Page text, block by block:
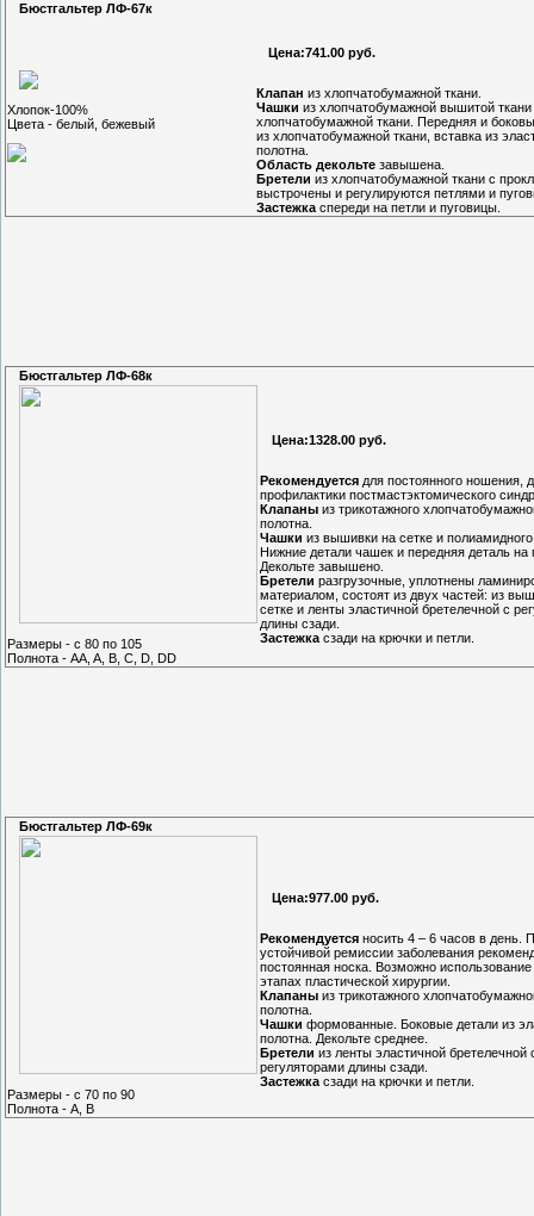
Бюстгальтер ЛФ-67к
Хлопок-100%
Цвета - белый, бежевый
Цена:741.00 руб.
Клапан из хлопчатобумажной ткани.
Чашки из хлопчатобумажной вышитой ткани
хлопчатобумажной ткани. Передняя и
из хлопчатобумажной ткани, вставка из
полотна.
Область декольте завышена.
Бретели из хлопчатобумажной ткани с
выстрочены и регулируются петлями и
Застежка спереди на петли и пуговицы.
Бюстгальтер ЛФ-68к
Размеры - с 80 по 105
Полнота - AA, A, B, C, D, DD
Цена:1328.00 руб.
Рекомендуется для постоянного ношения,
профилактики постмастэктомического
Клапаны из трикотажного
полотна.
Чашки из вышивки на сетке и
Нижние детали чашек и передняя деталь на
Декольте завышено.
Бретели разгрузочные, уплотнены
материалом, состоят из двух частей: из
сетке и ленты эластичной бретелечной с
длины сзади.
Застежка сзади на крючки и петли.
Бюстгальтер ЛФ-69к
Размеры - с 70 по 90
Полнота - A, B
Цена:977.00 руб.
Рекомендуется носить 4 – 6 часов в день.
устойчивой ремиссии заболевания
постоянная носка. Возможно
этапах пластической хирургии.
Клапаны из трикотажного
полотна.
Чашки формованные. Боковые детали из
полотна. Декольте среднее.
Бретели из ленты эластичной бретелечной
регуляторами длины сзади.
Застежка сзади на крючки и петли.